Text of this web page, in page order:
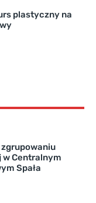
plastyczny na
zgrupowaniu
w Centralnym
Spała